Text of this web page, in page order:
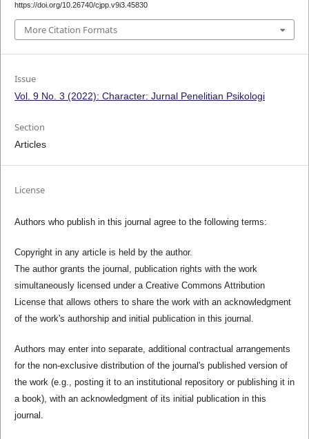
https://doi.org/10.26740/cjpp.v9i3.45830
More Citation Formats
Issue
Vol. 9 No. 3 (2022): Character: Jurnal Penelitian Psikologi
Section
Articles
License
Authors who publish in this journal agree to the following terms:
Copyright in any article is held by the author.
The author grants the journal, publication rights with the work
simultaneously licensed under a Creative Commons Attribution
License that allows others to share the work with an acknowledgment
of the work's authorship and initial publication in this journal.
Authors may enter into separate, additional contractual arrangements
for the non-exclusive distribution of the journal's published version of
the work (e.g., posting it to an institutional repository or publishing it in
a book), with an acknowledgment of its initial publication in this
journal.